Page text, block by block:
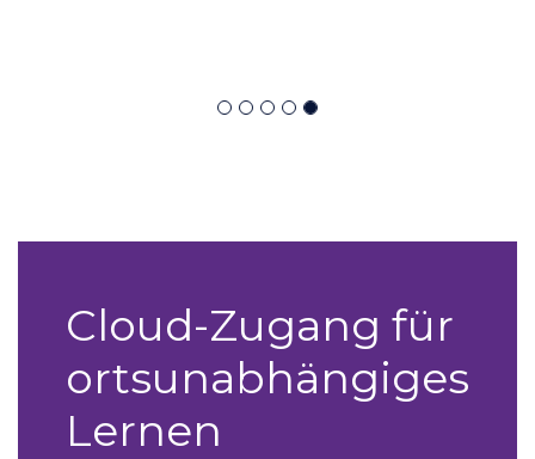
Cloud-Zugang für
ortsunabhängiges
Lernen